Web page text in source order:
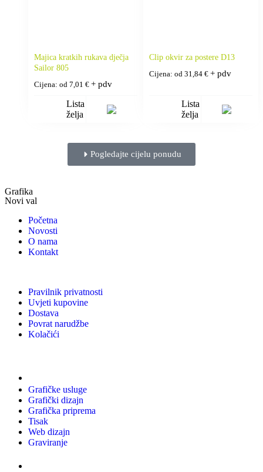
Majica kratkih rukava dječja
Sailor 805
Cijena: od 7,01 € + pdv
Lista
želja
Clip okvir za postere D13
Cijena: od 31,84 € + pdv
Lista
želja
Pogledajte cijelu ponudu
Grafika
Novi val
Početna
Novosti
O nama
Kontakt
Pravilnik privatnosti
Uvjeti kupovine
Dostava
Povrat narudžbe
Kolačići
Grafičke usluge
Grafički dizajn
Grafička priprema
Tisak
Web dizajn
Graviranje